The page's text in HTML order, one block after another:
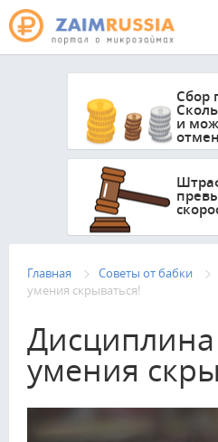
Перейти к основному
Сбор
и
Главная Советы от бабки
умения скрываться!
умения